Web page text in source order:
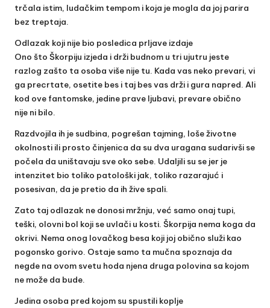
trčala istim, ludačkim tempom i koja je mogla da joj parira
bez treptaja.
Odlazak koji nije bio posledica prljave izdaje
Ono što Škorpiju izjeda i drži budnom u tri ujutru jeste
razlog zašto ta osoba više nije tu. Kada vas neko prevari, vi
ga precrtate, osetite bes i taj bes vas drži i gura napred. Ali
kod ove fantomske, jedine prave ljubavi, prevare obično
nije ni bilo.
Razdvojila ih je sudbina, pogrešan tajming, loše životne
okolnosti ili prosto činjenica da su dva uragana sudarivši se
počela da uništavaju sve oko sebe. Udaljili su se jer je
intenzitet bio toliko patološki jak, toliko razarajuć i
posesivan, da je pretio da ih žive spali.
Zato taj odlazak ne donosi mržnju, već samo onaj tupi,
teški, olovni bol koji se uvlači u kosti. Škorpija nema koga da
okrivi. Nema onog lovačkog besa koji joj obično služi kao
pogonsko gorivo. Ostaje samo ta mučna spoznaja da
negde na ovom svetu hoda njena druga polovina sa kojom
ne može da bude.
Jedina osoba pred kojom su spustili koplje